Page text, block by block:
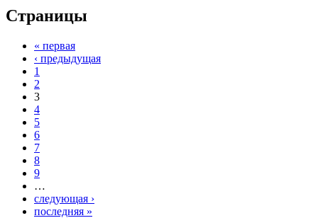
Страницы
« первая
‹ предыдущая
1
2
3
4
5
6
7
8
9
…
следующая ›
последняя »